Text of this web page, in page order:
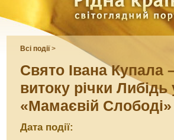
Всі події>
Свято Івана Купала
витоку річки Либідь
«Мамаєвій Слободі»
Дата події: